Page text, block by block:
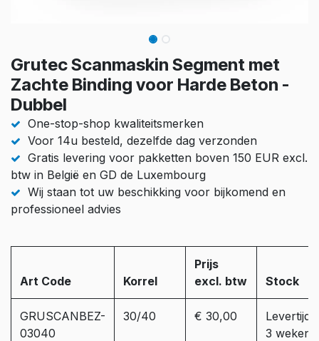
Grutec Scanmaskin Segment met
Zachte Binding voor Harde Beton -
Dubbel
One-stop-shop kwaliteitsmerken
Voor 14u besteld, dezelfde dag verzonden
Gratis levering voor pakketten boven 150 EUR excl.
btw in België en GD de Luxembourg
Wij staan tot uw beschikking voor bijkomend en
professioneel advies
Art Code Korrel
Prijs
excl. btw
Stock
GRUSCANBEZ-
03040
30/40 € 30,00
Levertijd:
3 weken